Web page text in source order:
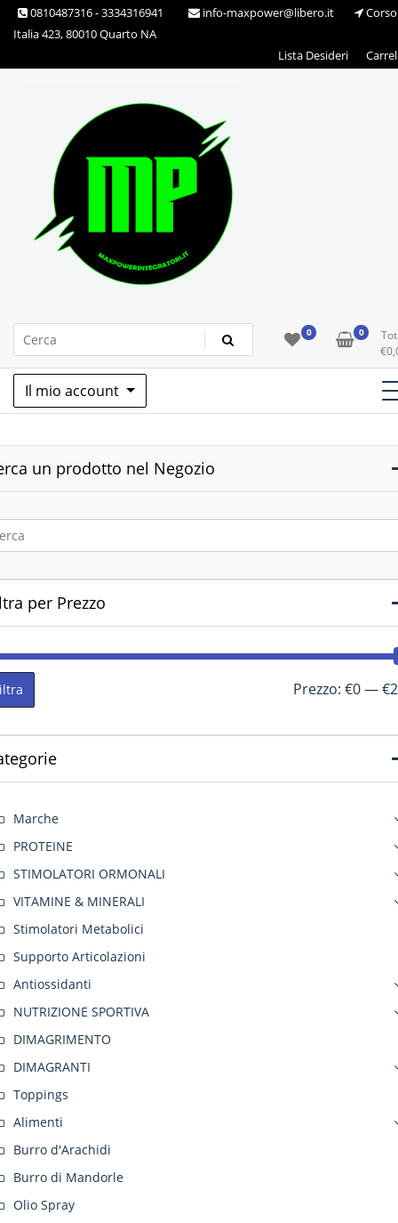
Skip 0810487316 - 3334316941 info-maxpower@libero.it
Corso
Italia 423, 80010 Quarto NA
Lista Desideri
Max Power Integratori 0 0
€
Il mio account
un prodotto nel Negozio
per Prezzo
Prezzo: €0—
Marche
PROTEINE
STIMOLATORI ORMONALI
VITAMINE & MINERALI
Stimolatori Metabolici
Supporto Articolazioni
Antiossidanti
NUTRIZIONE SPORTIVA
DIMAGRIMENTO
DIMAGRANTI
Toppings
Alimenti
Burro d'Arachidi
Burro di Mandorle
Olio Spray